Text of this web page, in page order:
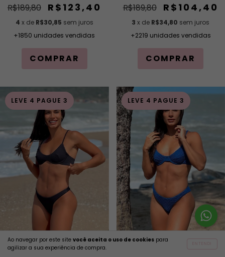
Ao navegar por este site você aceita o uso de cookies para
agilizar a sua experiência de compra.
R$189,80 R$123,40
4 x de R$30,85 sem juros
+1850 unidades vendidas
COMPRAR
R$189,80 R$104,40
3 x de R$34,80 sem juros
+2219 unidades vendidas
COMPRAR
LEVE 4 PAGUE 3
Biquíni Conjunto Nina Preto
Tecido Texturizado - Top
LEVE 4 PAGUE 3
Biquíni Conjunto Mônaco
Grécia Azul Royal - Top